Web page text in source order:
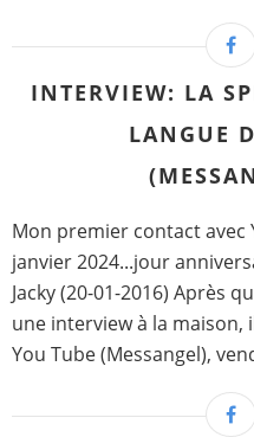
INTERVIEW: LA
LANGUE
Mon premier contact avec
janvier 2024...jour
Jacky (20-01-2016) Après
une interview à la maison,
You Tube (Messangel),